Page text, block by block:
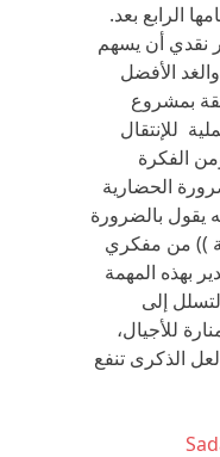
الرابع بعد.
أن يسهم
الأفضل
بمشروع
للإنتقال
الفكرة
الحضارية
يقول بالضرورة
)) من مفكري
بهذه المهمة
إلى
للأجيال،
الذكرى تنفع